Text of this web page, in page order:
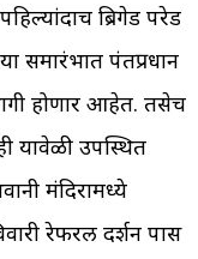
ब्रिगेड परेड
समारंभात पंतप्रधान
होणार आहेत. तसेच
यावेळी उपस्थित
मंदिरामध्ये
रेफरल दर्शन पास